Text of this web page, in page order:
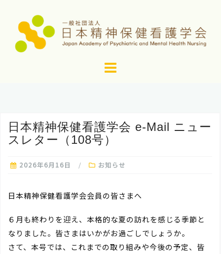
日本精神保健看護学会 e-Mail ニュー
スレター（108号）
2026年6月16日 お知らせ
日本精神保健看護学会会員の皆さまへ
６月も終わりを迎え、本格的な夏の訪れを感じる季節と
なりました。皆さまはいかがお過ごしでしょうか。
さて、本号では、これまでの取り組みや今後の予定、皆